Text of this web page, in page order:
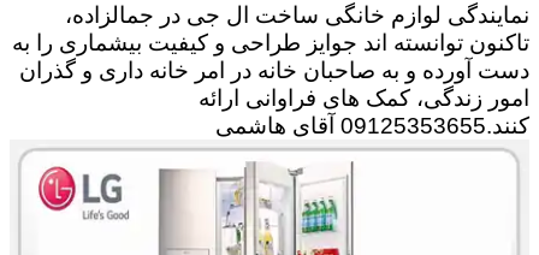
نمایندگی لوازم خانگی ساخت ال جی در جمالزاده،
تاکنون توانسته اند جوایز طراحی و کیفیت بیشماری را به
دست آورده و به صاحبان خانه در امر خانه داری و گذران
امور زندگی، کمک های فراوانی ارائه
کنند.09125353655 آقای هاشمی